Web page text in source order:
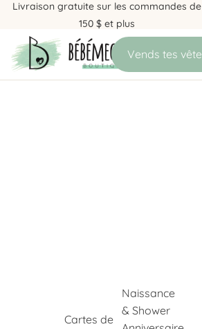
Livraison gratuite sur les commandes de
150 $ et plus
Cartes de
Naissance
& Shower